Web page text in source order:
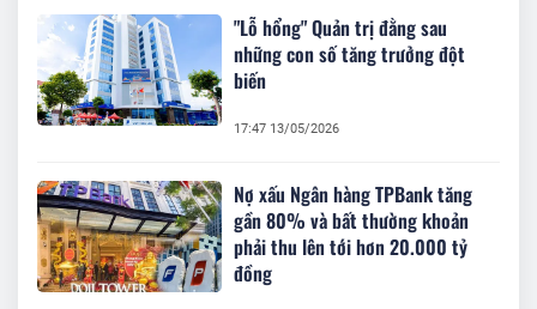
"Lỗ hổng" Quản trị đằng sau
những con số tăng trưởng đột
biến
17:47 13/05/2026
Nợ xấu Ngân hàng TPBank tăng
gần 80% và bất thường khoản
phải thu lên tới hơn 20.000 tỷ
đồng